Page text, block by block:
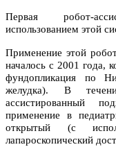
Первая робот-
использованием этой
Применение этой
началось с 2001 года,
фундопликация по
желудка). В
ассистированный
применение в
открытый (с
лапароскопический